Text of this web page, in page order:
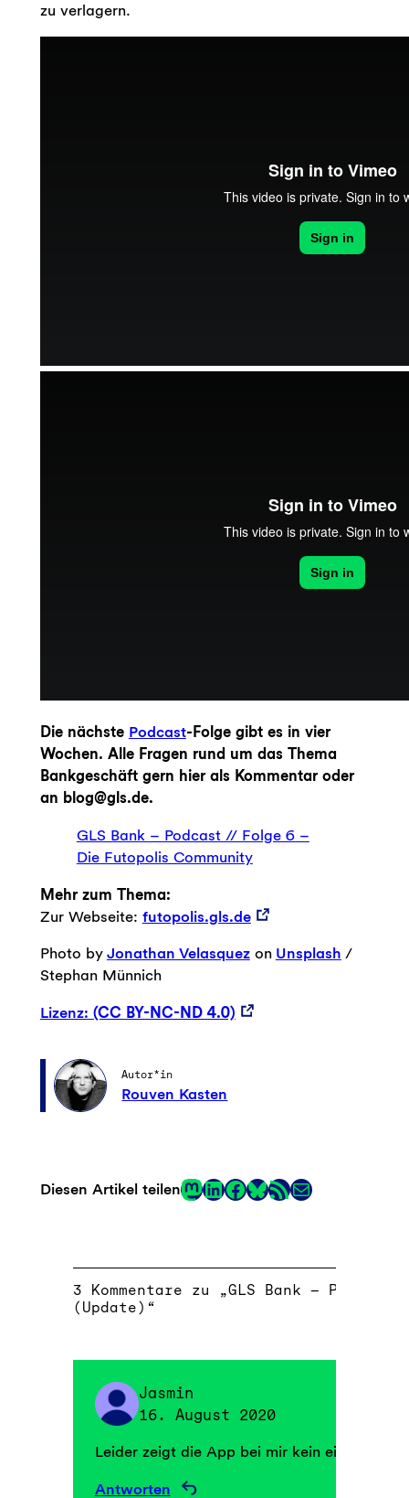
zu verlagern.
Die nächste Podcast-Folge gibt es in vier
Wochen. Alle Fragen rund um das Thema
Bankgeschäft gern hier als Kommentar oder
an blog@gls.de.
GLS Bank – Podcast // Folge 6 –
Die Futopolis Community
Mehr zum Thema:
Zur Webseite: futopolis.gls.de
Photo by Jonathan Velasquezon Unsplash /
Stephan Münnich
Lizenz: (CC BY-NC-ND 4.0)
Autor*in
Rouven Kasten
Diesen Artikel teilenMastodon
LinkedIn
Facebook
LinkRSS-Feed
E-Mail
3 Kommentare zu „GLS Bank –
(Update)“
Jasmin
16. August 2020
Leider zeigt die App bei mir kein einziges
Antworten